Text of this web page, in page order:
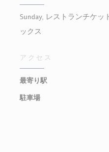
Sunday, レストランチケ
ックス
アクセス
最寄り駅
駐車場